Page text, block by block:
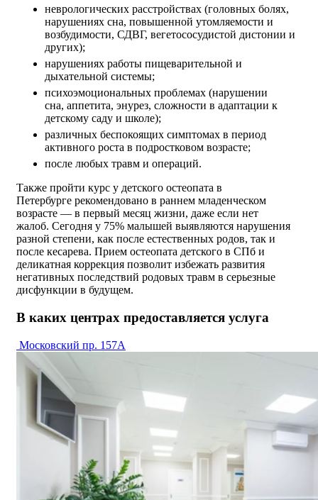
неврологических расстройствах (головных болях,
нарушениях сна, повышенной утомляемости и
возбудимости, СДВГ, вегетососудистой дистонии и
других);
нарушениях работы пищеварительной и
дыхательной системы;
психоэмоциональных проблемах (нарушении
сна, аппетита, энурез, сложности в адаптации к
детскому саду и школе);
различных беспокоящих симптомах в период
активного роста в подростковом возрасте;
после любых травм и операций.
Также пройти курс у детского остеопата в
Петербурге рекомендовано в раннем младенческом
возрасте — в первый месяц жизни, даже если нет
жалоб. Сегодня у 75% малышей выявляются нарушения
разной степени, как после естественных родов, так и
после кесарева. Прием остеопата детского в СПб и
деликатная коррекция позволит избежать развития
негативных последствий родовых травм в серьезные
дисфункции в будущем.
В каких центрах предоставляется услуга
Московский пр. 157А